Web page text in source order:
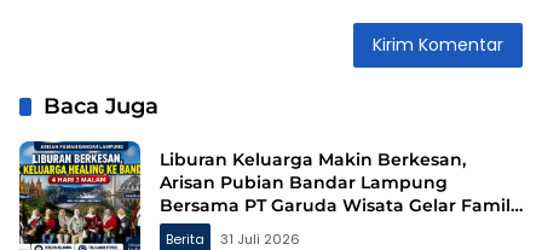
Baca Juga
Liburan Keluarga Makin Berkesan,
Arisan Pubian Bandar Lampung
Bersama PT Garuda Wisata Gelar Family
Gathering ke Bandung
Berita 31 Juli 2026